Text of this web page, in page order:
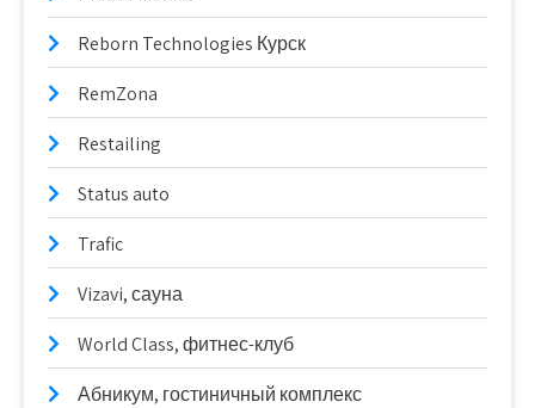
Reborn Technologies Курск
RemZona
Restailing
Status auto
Trafic
Vizavi, сауна
World Class, фитнес-клуб
Абникум, гостиничный комплекс